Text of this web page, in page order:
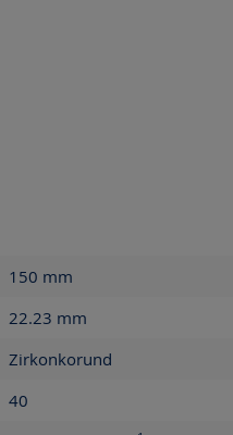
150 mm
22.23 mm
Zirkonkorund
40